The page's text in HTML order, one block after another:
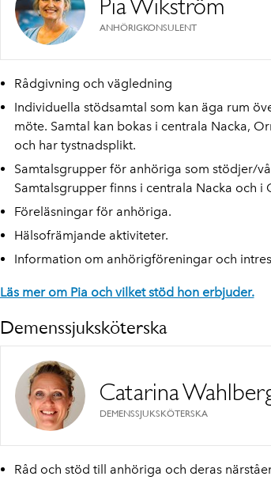
Pia Wikström
ANHÖRIGKONSULENT
Rådgivning och vägledning
Individuella stödsamtal som kan äga rum
möte. Samtal kan bokas i centrala Nacka,
och har tystnadsplikt.
Samtalsgrupper för anhöriga som stödjer/
Samtalsgrupper finns i centrala Nacka och i
Föreläsningar för anhöriga.
Hälsofrämjande aktiviteter.
Information om anhörigföreningar och
Läs mer om Pia och vilket stöd hon erbjuder.
Demenssjuksköterska
Catarina
DEMENSSJUKSKÖTERSKA
Råd och stöd till anhöriga och deras